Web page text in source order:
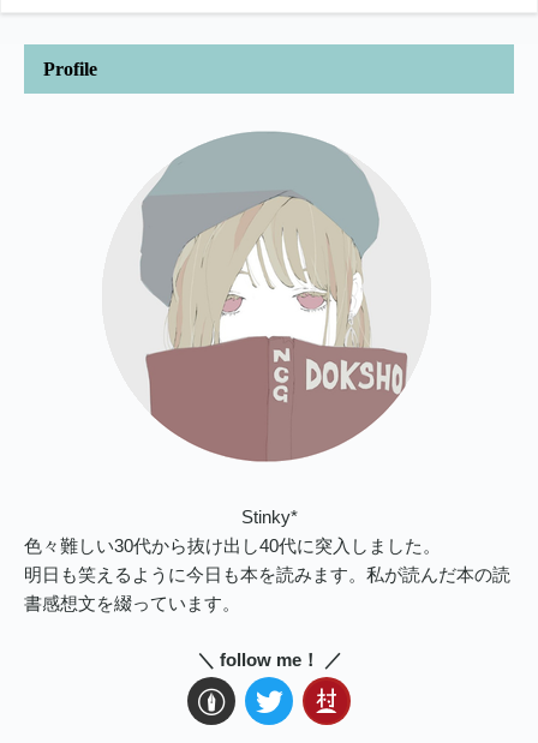
Profile
Stinky*
色々難しい30代から抜け出し40代に突入しました。
明日も笑えるように今日も本を読みます。私が読んだ本の読
書感想文を綴っています。
＼ follow me！ ／